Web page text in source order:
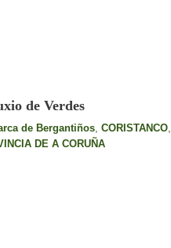
de Verdes
de Bergantiños, CORISTANCO,
DE A CORUÑA